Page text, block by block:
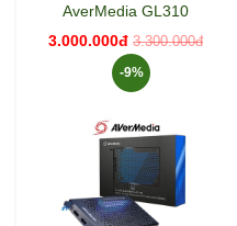
AverMedia GL310
3.000.000đ 3.300.000đ
-9%